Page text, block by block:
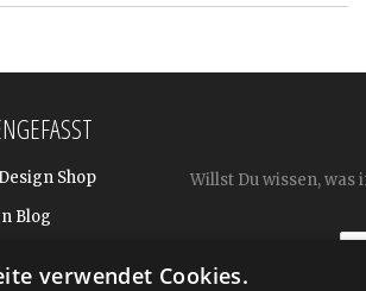
Shop
Blog
Willst Du wissen, was
verwendet Cookies.